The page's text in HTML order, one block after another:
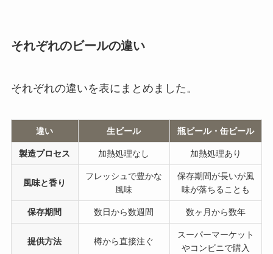
それぞれのビールの違い
それぞれの違いを表にまとめました。
違い 生ビール 瓶ビール・缶ビール
製造プロセス 加熱処理なし 加熱処理あり
風味と香り
フレッシュで豊かな
風味
保存期間が長いが風
味が落ちることも
保存期間 数日から数週間 数ヶ月から数年
提供方法 樽から直接注ぐ
スーパーマーケット
やコンビニで購入